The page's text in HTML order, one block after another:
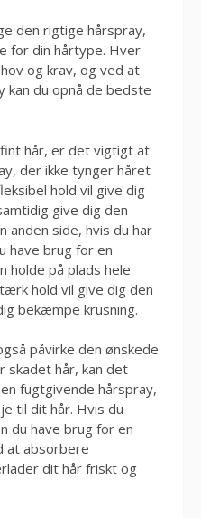
den rigtige hårspray,
for din hårtype. Hver
og krav, og ved at
du opnå de bedste
hår, er det vigtigt at
der ikke tynger håret
hold vil give dig
give dig den
anden side, hvis du har
have brug for en
holde på plads hele
hold vil give dig den
bekæmpe krusning.
påvirke den ønskede
skadet hår, kan det
fugtgivende hårspray,
til dit hår. Hvis du
du have brug for en
at absorbere
dit hår friskt og